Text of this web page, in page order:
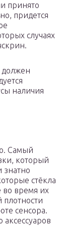
принято
придется
случаях
должен
наличия
Самый
который
знатно
стёкла
во время их
плотности
сенсора.
аксессуаров